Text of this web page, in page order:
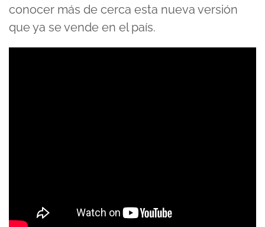
conocer más de cerca esta nueva versión
que ya se vende en el país.